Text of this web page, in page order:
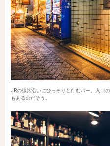
JRの線路沿いにひっそりと佇むバー。入口
もあるのだそう。